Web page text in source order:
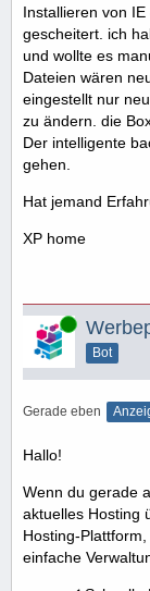
Installieren von
gescheitert. ich
und wollte es
Dateien wären
eingestellt nur
zu ändern. die
Der intelligente
gehen.
Hat jemand
XP home
Online
Bot
Gerade eben
Hallo!
Wenn du gerade
aktuelles Hosting
Hosting-
einfache